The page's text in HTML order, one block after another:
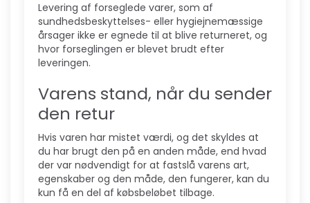
Levering af forseglede varer, som af
sundhedsbeskyttelses- eller hygiejnemæssige
årsager ikke er egnede til at blive returneret, og
hvor forseglingen er blevet brudt efter
leveringen.
Varens stand, når du sender
den retur
Hvis varen har mistet værdi, og det skyldes at
du har brugt den på en anden måde, end hvad
der var nødvendigt for at fastslå varens art,
egenskaber og den måde, den fungerer, kan du
kun få en del af købsbeløbet tilbage.